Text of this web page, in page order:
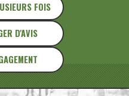
FOIS
D'AVIS